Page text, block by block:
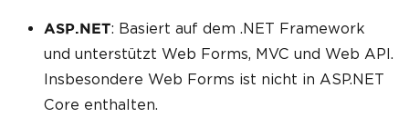
ASP.NET: Basiert auf dem .NET Framework
und unterstützt Web Forms, MVC und Web API.
Insbesondere Web Forms ist nicht in ASP.NET
Core enthalten.